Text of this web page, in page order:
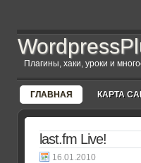
Плагины, хаки, уроки и
ГЛАВНАЯ КАРТА
last.fm Live!
16.01.2010